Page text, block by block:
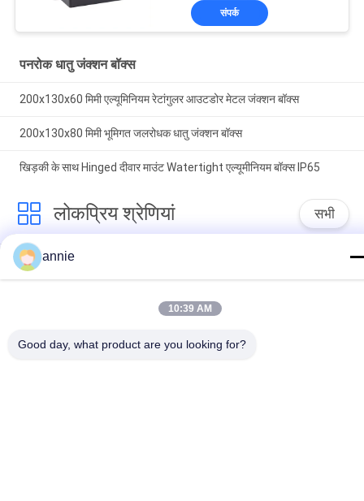
संपर्क
पनरोक धातु जंक्शन बॉक्स
200x130x60 मिमी एल्यूमिनियम रेटांगुलर आउटडोर मेटल जंक्शन बॉक्स
200x130x80 मिमी भूमिगत जलरोधक धातु जंक्शन बॉक्स
खिड़की के साथ Hinged दीवार माउंट Watertight एल्यूमीनियम बॉक्स IP65
लोकप्रिय श्रेणियां सभी
ABS संलग्नक बॉक्स
संलग्नक बॉक्स
स्पष्ट ढक्कन संलग्नक
annie
10:39 AM
Good day, what product are you looking for?